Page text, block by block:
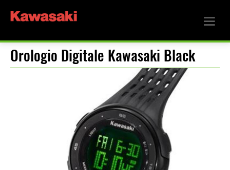
Orologio Digitale Kawasaki Black